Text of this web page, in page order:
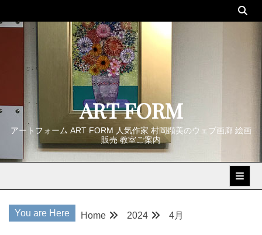
to
ART FORM
アートフォーム ART FORM 人気作家 村岡顕美のウェブ画廊 絵画
販売 教室ご案内
You are Here Home 2024 4月